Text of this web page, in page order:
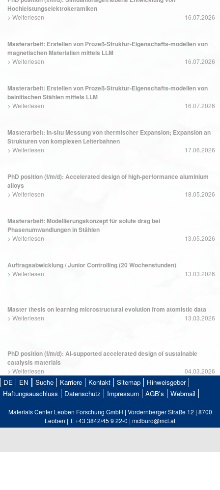
Hochleistungselektrokeramiken
> Weiterlesen 16.07.2026
Masterarbeit: Erstellen von Prozeß-Struktur-Eigenschafts-modellen von
magnetischen Materialien mittels LLM
> Weiterlesen 16.07.2026
Masterarbeit: Erstellen von Prozeß-Struktur-Eigenschafts-modellen von
bainitischen Stählen mittels LLM
> Weiterlesen 16.07.2026
Masterarbeit: In-situ Messung von thermischer Expansion; Expansion an
Strukturen von komplexen Leiterbahnen
> Weiterlesen 17.06.2026
PhD position (f/m/d): Accelerated design of high-performance aluminium
alloys
> Weiterlesen 18.05.2026
Masterarbeit: Modellierungskonzept für solute drag bei
Phasenumwandlungen in Stählen
> Weiterlesen 13.05.2026
Auftragsabwicklung / Junior Controlling (20 Wochenstunden)
> Weiterlesen 13.03.2026
Master thesis on learning microstructural evolution from atomistic data
> Weiterlesen 13.03.2026
PhD position (f/m/d): AI-supported accelerated design of sustainable
catalysis materials
> Weiterlesen 04.03.2026
DE EN Suche Karriere Kontakt Sitemap
Hinweisgeber
Haftungsauschluss
Datenschutz Impressum AGB's Webmail
Materials Center Leoben Forschung GmbH | Vordernberger Straße 12 | 8700
Leoben | T: +43 3842/45 9 22-0 | mclburo@mcl.at